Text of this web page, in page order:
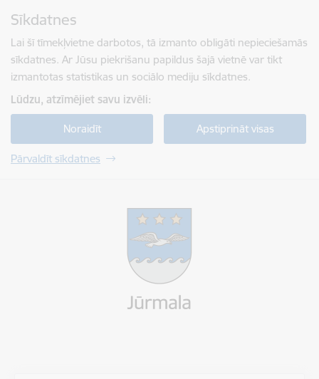
Sīkdatnes
Lai šī tīmekļvietne darbotos, tā izmanto obligāti nepieciešamās
sīkdatnes. Ar Jūsu piekrišanu papildus šajā vietnē var tikt
izmantotas statistikas un sociālo mediju sīkdatnes.
Lūdzu, atzīmējiet savu izvēli:
Noraidīt Apstiprināt visas
Pārvaldīt sīkdatnes